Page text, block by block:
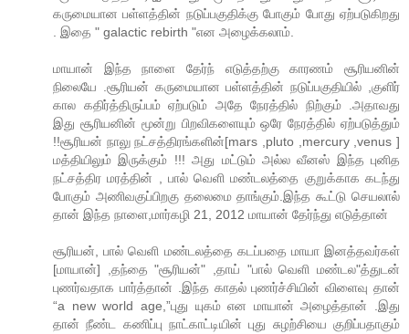
கருமையான பள்ளத்தின் நடுப்பகுதிக்கு போகும் போது ஏற்படுகிறது
. இதை " galactic rebirth "என அழைக்கலாம்.
மாயான் இந்த நாளை தேர்ந் எடுத்தற்கு காரணம் சூரியனின்
நிலையே .சூரியன் கருமையான பள்ளத்தின் நடுப்பகுதியில் ,குளிர்
கால கதிர்த்திருப்பம் ஏற்படும் அதே நேரத்தில் நிற்கும் .அதாவது
இது சூரியனின் மூன்று பிறவிகளையும் ஒரே நேரத்தில் ஏற்படுத்தும்
!!சூரியன் நாலு நட்சத்திரங்களின்[mars ,pluto ,mercury ,venus ]
மத்தியிலும் இருக்கும் !!! அது மட்டும் அல்ல வீனஸ் இந்த புனித
நட்சத்திர மரத்தின் , பால் வெளி மண்டலத்தை குறுக்காக கடந்து
போகும் அணிவகுப்பிறகு தலைமை தாங்கும்.இந்த கூட்டு செயலால்
தான் இந்த நாளை,மார்கழி 21, 2012 மாயான் தேர்ந்து எடுத்தான்
சூரியன், பால் வெளி மண்டலத்தை கடப்பதை மாயா இனத்தவர்கள்
[மாயான்] ,தந்தை "சூரியன்" ,தாய் "பால் வெளி மண்டல"த்துடன்
புணர்வதாக பார்த்தான் .இந்த காதல் புணர்ச்சியின் விளைவு தான்
“a new world age,”புது யுகம் என மாயான் அழைத்தான் .இது
தான் நீண்ட கணிப்பு நாட்காட்டியின் புது சுழற்சியை குறிப்பதாகும்